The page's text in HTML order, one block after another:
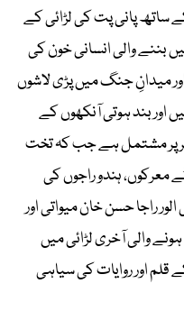
کے ساتھ پانی پت کی لڑائی کے
بننے والی انسانی خون کی
میدانِ جنگ میں پڑی لاشوں
اور بند ہوتی آنکھوں کے
پر مشتمل ہے جب کہ تخت
معرکوں، ہندو راجوں کی
راجا حسن خان میواتی اور
والی آخری لڑائی میں
قلم اور روایات کی سیاہی